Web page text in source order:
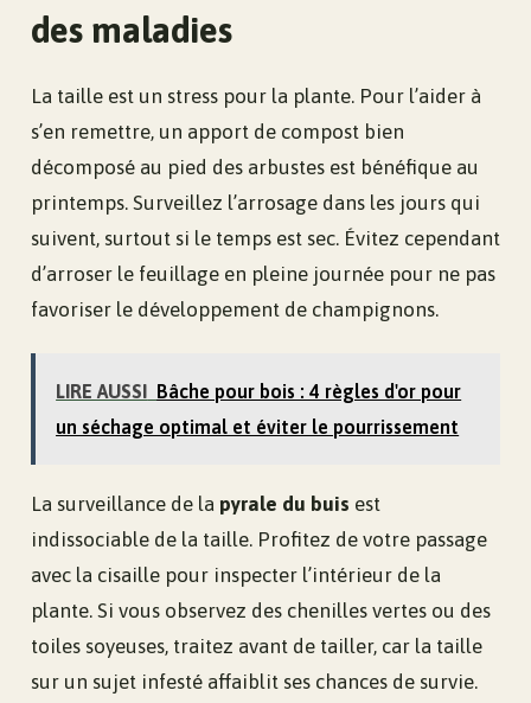
des maladies
La taille est un stress pour la plante. Pour l’aider à
s’en remettre, un apport de compost bien
décomposé au pied des arbustes est bénéfique au
printemps. Surveillez l’arrosage dans les jours qui
suivent, surtout si le temps est sec. Évitez cependant
d’arroser le feuillage en pleine journée pour ne pas
favoriser le développement de champignons.
LIRE AUSSI
Bâche pour bois : 4 règles d'or pour
un séchage optimal et éviter le pourrissement
La surveillance de la pyrale du buis est
indissociable de la taille. Profitez de votre passage
avec la cisaille pour inspecter l’intérieur de la
plante. Si vous observez des chenilles vertes ou des
toiles soyeuses, traitez avant de tailler, car la taille
sur un sujet infesté affaiblit ses chances de survie.